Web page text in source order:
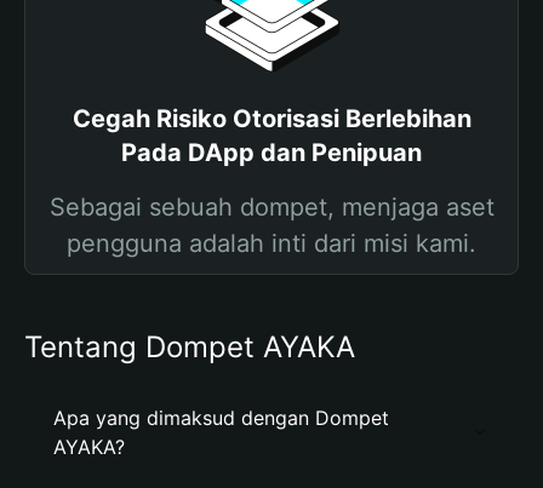
Cegah Risiko Otorisasi Berlebihan
Pada DApp dan Penipuan
Sebagai sebuah dompet, menjaga aset
pengguna adalah inti dari misi kami.
Tentang Dompet AYAKA
Apa yang dimaksud dengan Dompet
AYAKA?